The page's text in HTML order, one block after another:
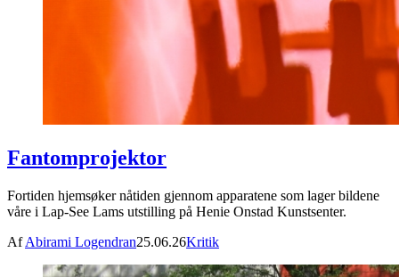
Fantomprojektor
Fortiden hjemsøker nåtiden gjennom apparatene som lager bildene
våre i Lap-See Lams utstilling på Henie Onstad Kunstsenter.
AfAbirami Logendran25.06.26Kritik